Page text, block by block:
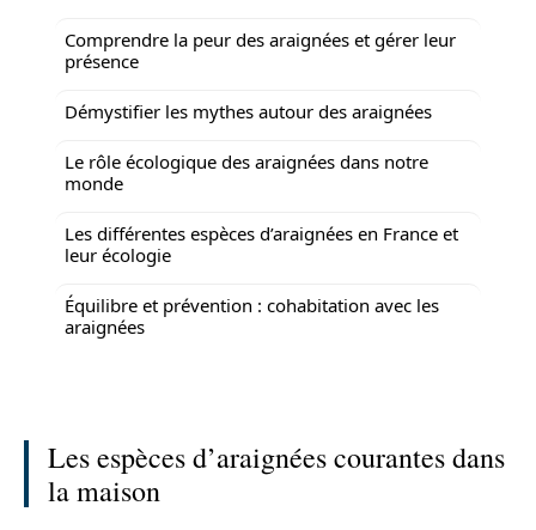
Comprendre la peur des araignées et gérer leur
présence
Démystifier les mythes autour des araignées
Le rôle écologique des araignées dans notre
monde
Les différentes espèces d’araignées en France et
leur écologie
Équilibre et prévention : cohabitation avec les
araignées
Les espèces d’araignées courantes dans
la maison